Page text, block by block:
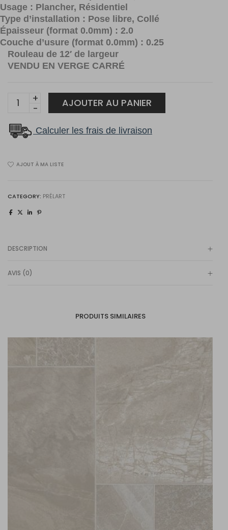
Usage : Plancher, Résidentiel
Type d’installation : Pose libre, Collé
Épaisseur (format 0.0mm) : 2.0
Couche d’usure (format 0.0mm) : 0.25
Rouleau de 12′ de largeur
VENDU EN VERGE CARRÉ
27061
quantity
AJOUTER AU PANIER
Calculer les frais de livraison
AJOUT À MA LISTE
CATEGORY: PRÉLART
DESCRIPTION
AVIS (0)
PRODUITS SIMILAIRES